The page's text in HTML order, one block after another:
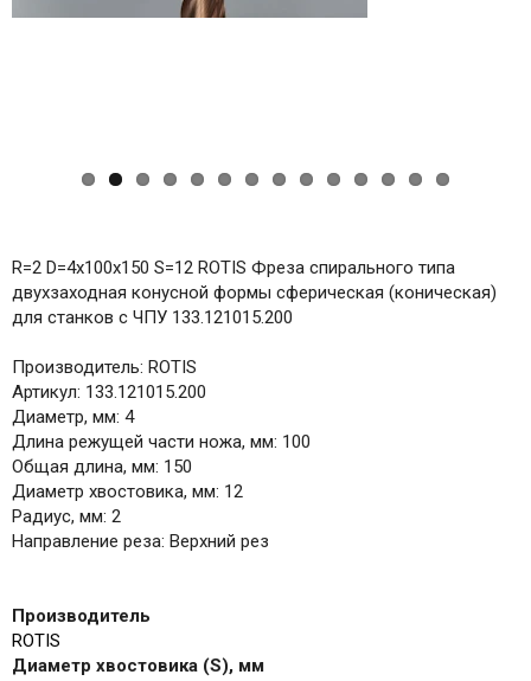
R=2 D=4x100x150 S=12 ROTIS Фреза спирального типа
двухзаходная конусной формы сферическая (коническая)
для станков с ЧПУ 133.121015.200
Производитель: ROTIS
Артикул: 133.121015.200
Диаметр, мм: 4
Длина режущей части ножа, мм: 100
Общая длина, мм: 150
Диаметр хвостовика, мм: 12
Радиус, мм: 2
Направление реза: Верхний рез
Производитель
ROTIS
Диаметр хвостовика (S), мм